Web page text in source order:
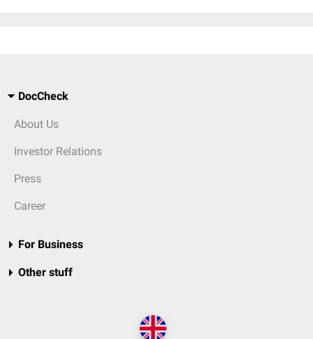
DocCheck
About Us
Investor Relations
Press
Career
For Business
Other stuff